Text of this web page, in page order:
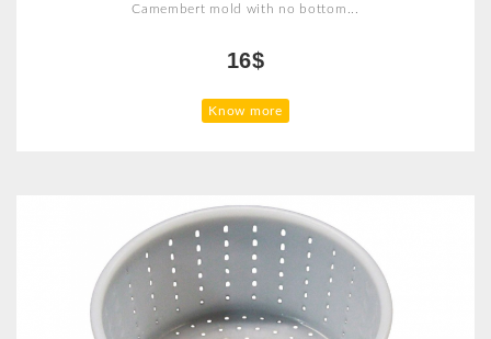
Camembert mold with no bottom...
16$
Know more